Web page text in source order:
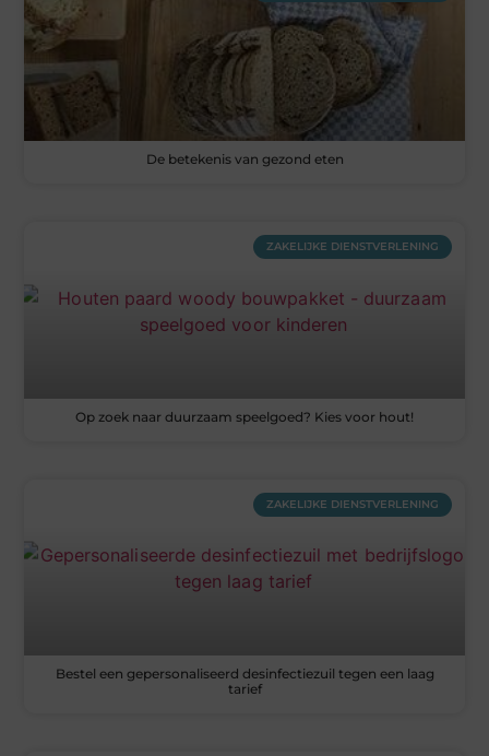
De betekenis van gezond eten
ZAKELIJKE DIENSTVERLENING
Op zoek naar duurzaam speelgoed? Kies voor hout!
ZAKELIJKE DIENSTVERLENING
Bestel een gepersonaliseerd desinfectiezuil tegen een laag
tarief